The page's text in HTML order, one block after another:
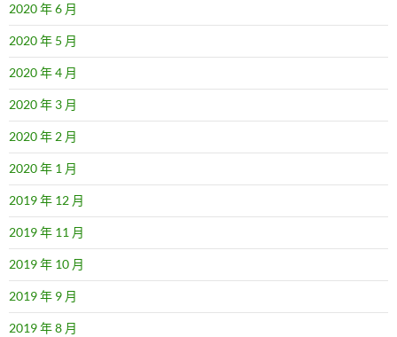
2020 年 6 月
2020 年 5 月
2020 年 4 月
2020 年 3 月
2020 年 2 月
2020 年 1 月
2019 年 12 月
2019 年 11 月
2019 年 10 月
2019 年 9 月
2019 年 8 月